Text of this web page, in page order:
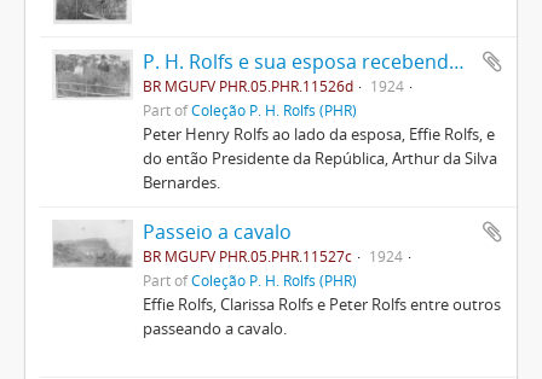
P. H. Rolfs e sua esposa recebendo Arthur Bernardes
BR MGUFV PHR.05.PHR.11526d
1924
Part ofColeção P. H. Rolfs (PHR)
Peter Henry Rolfs ao lado da esposa, Effie Rolfs, e
do então Presidente da República, Arthur da Silva
Bernardes.
Passeio a cavalo
BR MGUFV PHR.05.PHR.11527c
1924
Part ofColeção P. H. Rolfs (PHR)
Effie Rolfs, Clarissa Rolfs e Peter Rolfs entre outros
passeando a cavalo.